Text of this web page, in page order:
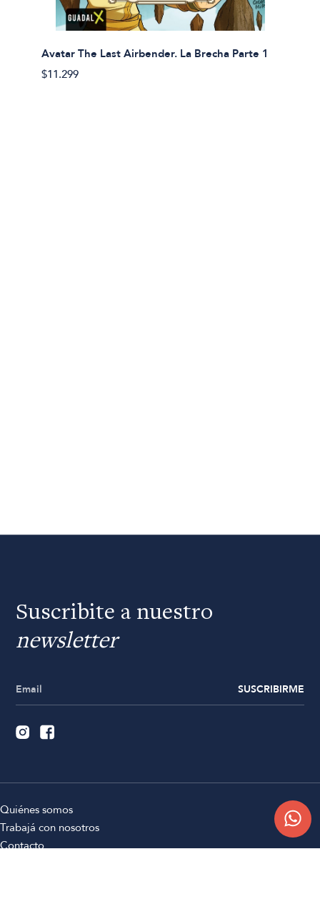
Avatar The Last Airbender. La Brecha Parte 1
$11.299
Suscribite a nuestro
newsletter
SUSCRIBIRME
Quiénes somos
Trabajá con nosotros
Contacto